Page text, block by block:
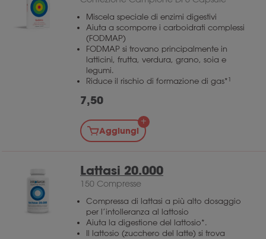
Miscela speciale di enzimi digestivi
Aiuta a scomporre i carboidrati complessi
(FODMAP)
FODMAP si trovano principalmente in
latticini, frutta, verdura, grano, soia e
legumi.
Riduce il rischio di formazione di gas*1
7,50
Aggiungi
Lattasi 20.000
150 Compresse
Compressa di lattasi a più alto dosaggio
per l’intolleranza al lattosio
Aiuta la digestione del lattosio*.
Il lattosio (zucchero del latte) si trova